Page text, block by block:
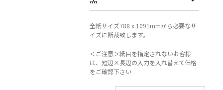
全紙サイズ788 x 1091mmから必要なサ
イズに断裁致します。
＜ご注意＞紙目を指定されないお客様
は、短辺×長辺の入力を入れ替えて価格
をご確認下さい